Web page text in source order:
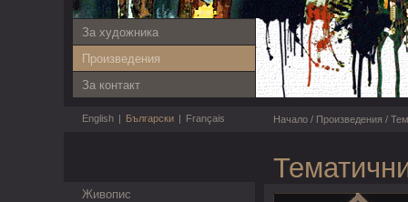
За художника
Произведения
За контакт
English | Български | Français Начало / Произведения /
Живопис